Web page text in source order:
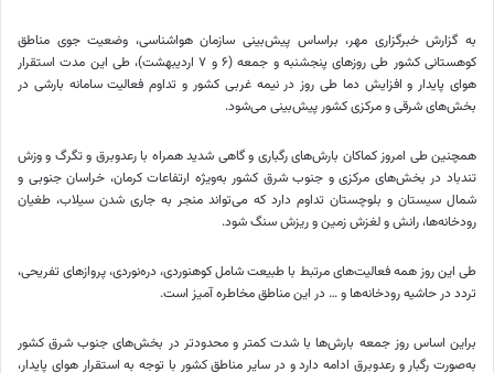
به گزارش خبرگزاری مهر، براساس پیش‌بینی سازمان هواشناسی، وضعیت جوی مناطق
کوهستانی کشور طی روزهای پنجشنبه و جمعه (۶ و ٧ اردیبهشت)، طی این مدت استقرار
هوای پایدار و افزایش دما طی روز در نیمه غربی کشور و تداوم فعالیت سامانه بارشی در
بخش‌های شرقی و مرکزی کشور پیش‌بینی می‌شود.
همچنین طی امروز کماکان بارش‌های رگباری و گاهی شدید همراه با رعدوبرق و تگرگ و وزش
تندباد در بخش‌های مرکزی و جنوب شرق کشور به‌ویژه ارتفاعات کرمان، خراسان جنوبی و
شمال سیستان و بلوچستان تداوم دارد که می‌تواند منجر به جاری شدن سیلاب، طغیان
رودخانه‌ها، رانش و لغزش زمین و ریزش سنگ شود.
طی این روز همه فعالیت‌های مرتبط با طبیعت شامل کوهنوردی، دره‌نوردی، پروازهای تفریحی،
تردد در حاشیه رودخانه‌ها و … در این مناطق مخاطره آمیز است.
براین اساس روز جمعه بارش‌ها با شدت کمتر و محدودتر در بخش‌های جنوب شرق کشور
به‌صورت رگبار و رعدوبرق ادامه دارد و در سایر مناطق کشور با توجه به استقرار هوای پایدار،